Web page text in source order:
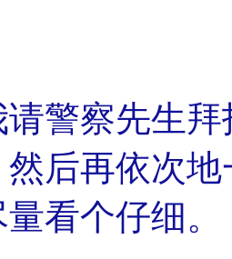
察先生拜
后再依次
看个仔细。